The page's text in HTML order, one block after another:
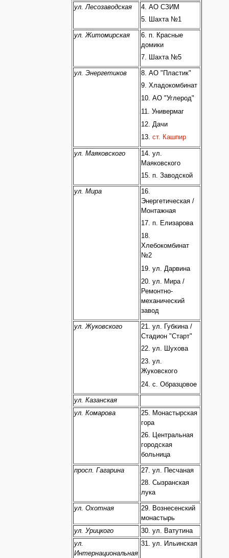
ул. Лесозаводская
4. АО СЗИМ
5. Шахта №1
ул. Житомирская
6. п. Красные
домики
7. Шахта №5
ул. Энергетиков
8. АО "Пластик"
9. Хладокомбинат
10. АО "Углерод"
11. Универмаг
12. Дачи
13. ст. Кашпир
ул. Маяковского
14. ул.
Маяковского
15. п. Заводской
ул. Мира
16.
Энергетическая /
Монтажная
17. п. Елизарова
18.
Хлебокомбинат
№2
19. ул. Дарвина
20. ул. Мира /
Ремонтно-
механический
завод
ул. Жуковского
21. ул. Губкина /
Стадион "Старт"
22. ул. Шухова
23. ул.
Жуковского
24. с. Образцовое
ул. Казанская
ул. Комарова
25. Монастырская
гора
26. Центральная
городская
больница
просп. Гагарина
27. ул. Песчаная
28. Сызранская
лука
ул. Охотная
29. Вознесенский
монастырь
ул. Урицкого
30. ул. Ватутина
ул.
Интернациональная
31. ул. Ильинская